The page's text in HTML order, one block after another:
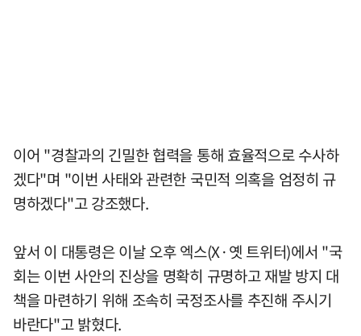
이어 "경찰과의 긴밀한 협력을 통해 효율적으로 수사하
겠다"며 "이번 사태와 관련한 국민적 의혹을 엄정히 규
명하겠다"고 강조했다.
앞서 이 대통령은 이날 오후 엑스(X·옛 트위터)에서 "국
회는 이번 사안의 진상을 명확히 규명하고 재발 방지 대
책을 마련하기 위해 조속히 국정조사를 추진해 주시기
바란다"고 밝혔다.